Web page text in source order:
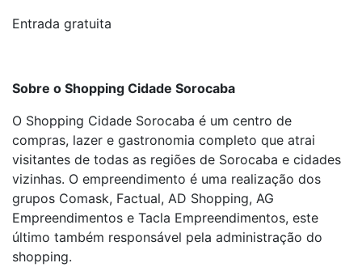
Entrada gratuita
Sobre o Shopping Cidade Sorocaba
O Shopping Cidade Sorocaba é um centro de
compras, lazer e gastronomia completo que atrai
visitantes de todas as regiões de Sorocaba e cidades
vizinhas. O empreendimento é uma realização dos
grupos Comask, Factual, AD Shopping, AG
Empreendimentos e Tacla Empreendimentos, este
último também responsável pela administração do
shopping.